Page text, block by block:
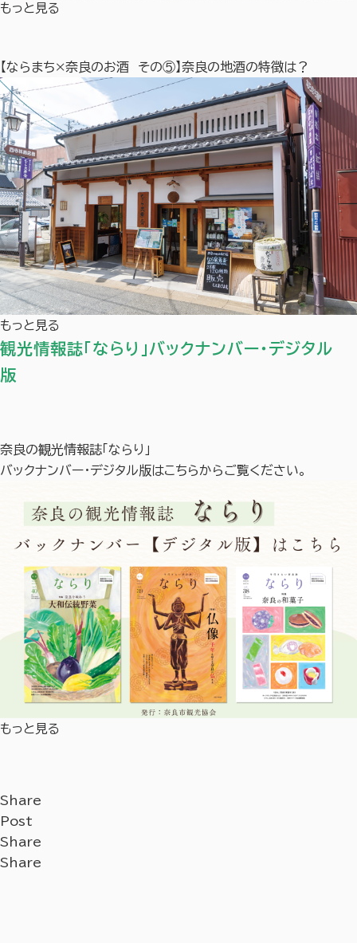
もっと見る
【ならまち×奈良のお酒 その⑤】奈良の地酒の特徴は？
もっと見る
観光情報誌「ならり」バックナンバー・デジタル
版
奈良の観光情報誌「ならり」
バックナンバー・デジタル版はこちらからご覧ください。
もっと見る
Share
Post
Share
Share